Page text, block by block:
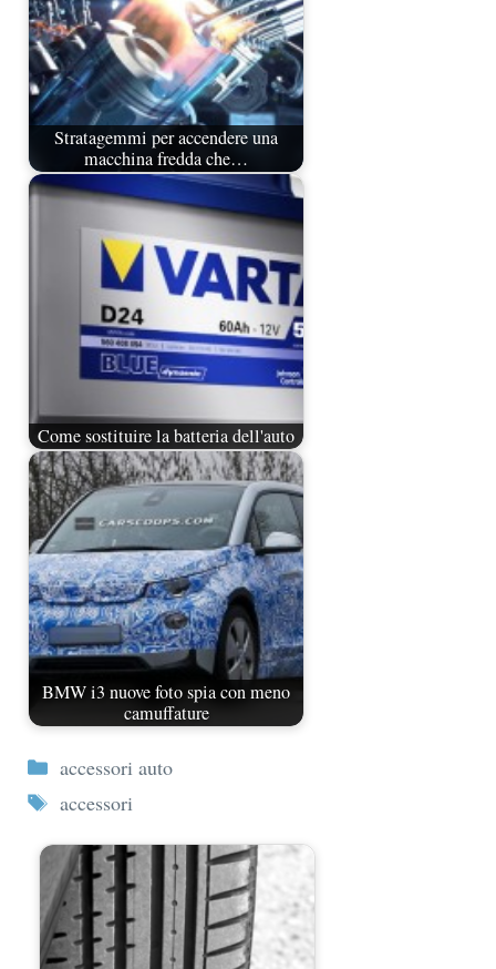
Stratagemmi per accendere una
macchina fredda che…
Come sostituire la batteria dell'auto
BMW i3 nuove foto spia con meno
camuffature
Categorie
accessori auto
Tag
accessori